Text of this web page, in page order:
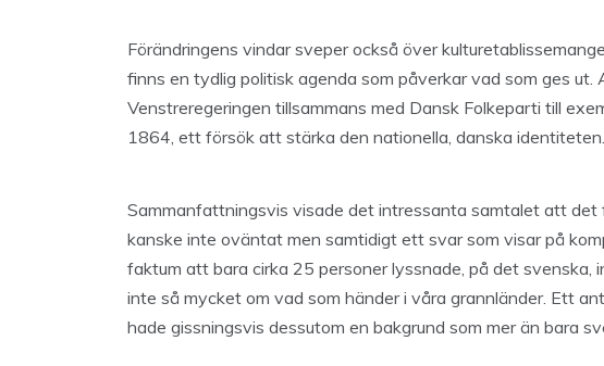
Förändringens vindar sveper också över
finns en tydlig politisk agenda som påverkar vad som ges ut.
Venstreregeringen tillsammans med Dansk Folkeparti till
1864, ett försök att stärka den nationella, danska identiteten.
Sammanfattningsvis visade det intressanta samtalet att det
kanske inte oväntat men samtidigt ett svar som visar på
faktum att bara cirka 25 personer lyssnade, på det svenska,
inte så mycket om vad som händer i våra grannländer. Ett
hade gissningsvis dessutom en bakgrund som mer än bara